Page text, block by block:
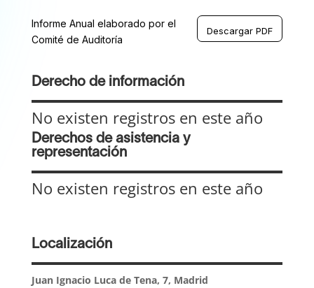
Informe Anual elaborado por el
Comité de Auditoría
Descargar PDF
Derecho de información
No existen registros en este año
Derechos de asistencia y
representación
No existen registros en este año
Localización
Juan Ignacio Luca de Tena, 7, Madrid